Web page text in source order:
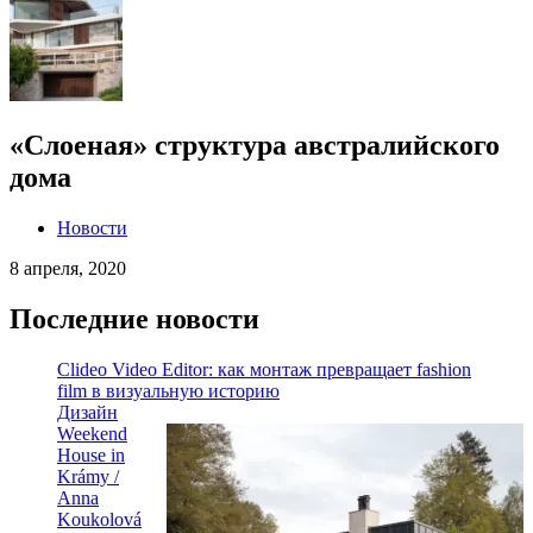
«Слоеная» структура австралийского
дома
Новости
8 апреля, 2020
Последние новости
Clideo Video Editor: как монтаж превращает fashion
film в визуальную историю
Дизайн
Weekend
House in
Krámy /
Anna
Koukolová